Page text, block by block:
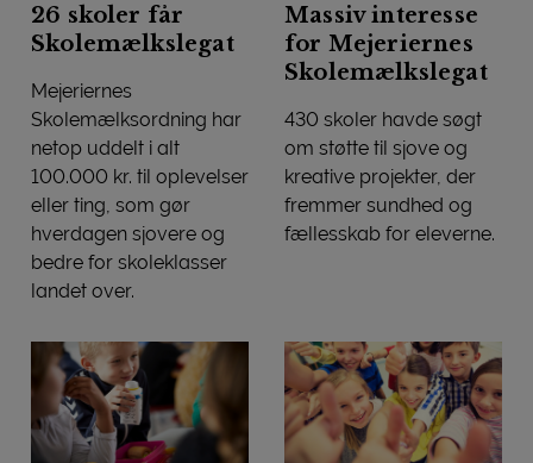
26 skoler får
Skolemælkslegat
Mejeriernes
Skolemælksordning har
netop uddelt i alt
100.000 kr. til oplevelser
eller ting, som gør
hverdagen sjovere og
bedre for skoleklasser
landet over.
Massiv interesse
for Mejeriernes
Skolemælkslegat
430 skoler havde søgt
om støtte til sjove og
kreative projekter, der
fremmer sundhed og
fællesskab for eleverne.